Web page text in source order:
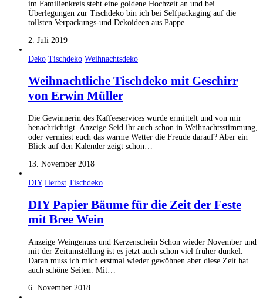
im Familienkreis steht eine goldene Hochzeit an und bei
Überlegungen zur Tischdeko bin ich bei Selfpackaging auf die
tollsten Verpackungs-und Dekoideen aus Pappe…
2. Juli 2019
Deko Tischdeko Weihnachtsdeko
Weihnachtliche Tischdeko mit Geschirr
von Erwin Müller
Die Gewinnerin des Kaffeeservices wurde ermittelt und von mir
benachrichtigt. Anzeige Seid ihr auch schon in Weihnachtsstimmung,
oder vermiest euch das warme Wetter die Freude darauf? Aber ein
Blick auf den Kalender zeigt schon…
13. November 2018
DIY Herbst Tischdeko
DIY Papier Bäume für die Zeit der Feste
mit Bree Wein
Anzeige Weingenuss und Kerzenschein Schon wieder November und
mit der Zeitumstellung ist es jetzt auch schon viel früher dunkel.
Daran muss ich mich erstmal wieder gewöhnen aber diese Zeit hat
auch schöne Seiten. Mit…
6. November 2018